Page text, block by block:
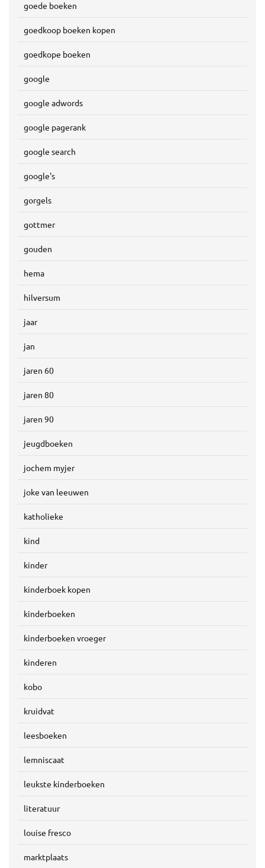
goede boeken
goedkoop boeken kopen
goedkope boeken
google
google adwords
google pagerank
google search
google's
gorgels
gottmer
gouden
hema
hilversum
jaar
jan
jaren 60
jaren 80
jaren 90
jeugdboeken
jochem myjer
joke van leeuwen
katholieke
kind
kinder
kinderboek kopen
kinderboeken
kinderboeken vroeger
kinderen
kobo
kruidvat
leesboeken
lemniscaat
leukste kinderboeken
literatuur
louise fresco
marktplaats